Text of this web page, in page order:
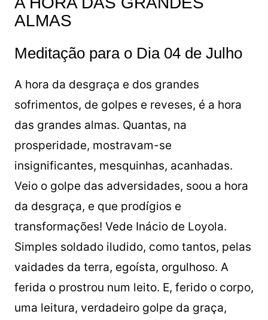
ALMAS
Meditação para o Dia 04 de Julho
A hora da desgraça e dos grandes
sofrimentos, de golpes e reveses, é a hora
das grandes almas. Quantas, na
prosperidade, mostravam-se
insignificantes, mesquinhas, acanhadas.
Veio o golpe das adversidades, soou a hora
da desgraça, e que prodígios e
transformações! Vede Inácio de Loyola.
Simples soldado iludido, como tantos, pelas
vaidades da terra, egoísta, orgulhoso. A
ferida o prostrou num leito. E, ferido o corpo,
uma leitura, verdadeiro golpe da graça,